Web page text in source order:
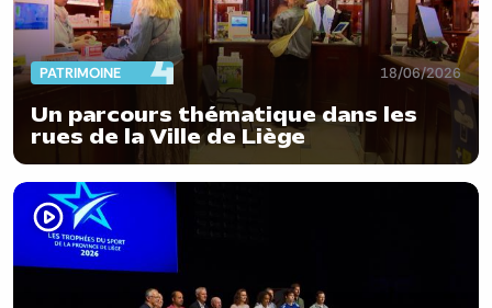
PATRIMOINE 18/06/2026
Un parcours thématique dans les
rues de la Ville de Liège